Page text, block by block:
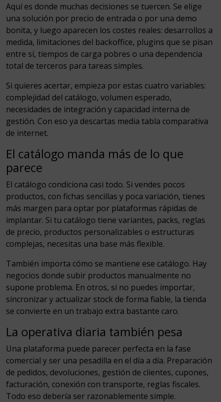
Aquí es donde muchas decisiones se tuercen. Se elige
una solución por precio de entrada o por una demo
bonita, y luego aparecen los costes reales: desarrollos a
medida, limitaciones del backoffice, plugins que se pisan
entre sí, tiempos de carga pobres o una dependencia
total de terceros para tareas simples.
Si quieres acertar, empieza por estas cuatro variables:
complejidad del catálogo, volumen esperado,
necesidades de integración y capacidad interna de
gestión. Con eso ya descartas media tabla comparativa
de internet.
El catálogo manda más de lo que
parece
El catálogo condiciona casi todo. Si vendes pocos
productos, con fichas sencillas y poca variación, tienes
más margen para optar por plataformas rápidas de
implantar. Si tu catálogo tiene variantes, packs, reglas
de precio, productos personalizables o estructuras
complejas, necesitas una base más flexible.
También importa cómo se mantiene ese catálogo. Hay
negocios donde subir productos manualmente no
supone problema. En otros, si no puedes importar,
sincronizar y actualizar stock de forma fiable, la tienda
se convierte en un trabajo extra bastante caro.
La operativa diaria también pesa
Una plataforma puede parecer perfecta en la fase
comercial y ser una pesadilla en el día a día. Preparación
de pedidos, devoluciones, gestión de clientes, cupones,
facturación, conexión con transporte, reglas fiscales.
Todo eso debería ser razonablemente simple.